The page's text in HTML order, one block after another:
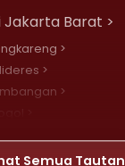
Jakarta Barat >
>
>
>
>
Semua Tautan